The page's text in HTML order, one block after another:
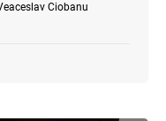
Ciobanu